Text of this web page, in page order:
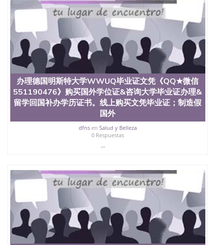
（San Jose State University）澳洲读书未毕业找人做
文凭学位qq微信551190476澳洲读CQU中央昆士兰大
学学历 绩单购买学位证书/澳洲读本科硕士做文凭/购
买澳洲大学毕业证成绩单假文凭学历
offieUniversityofSouthernQueensland 澳洲读书未毕
业找人做文凭学位qq微信551190476澳洲读CQU中央
昆士兰大学学历成绩单购买学位证书/澳洲读本科硕
士做文凭/购买澳洲大学毕业证成绩单假文凭学历办
理德国卡尔斯鲁厄大学毕业证文凭《QQ★微信
551190476》购买国外学位证&咨询大学毕业证办理&
留学回国补办学历证书。线上购买文凭毕业证；制造
假国外大学文凭、肆业证、毕业公证、毕业证明书、
结业证、录取通知书、Offer、在读证明、雅思托福成
办理德国明斯特大学WWUQ毕业证文凭《QQ★微信
551190476》购买国外学位证&咨询大学毕业证办理&
留学回国补办学历证书。线上购买文凭毕业证；制造假
国外
dfnsen Salud y Belleza
0 Respuestas
...